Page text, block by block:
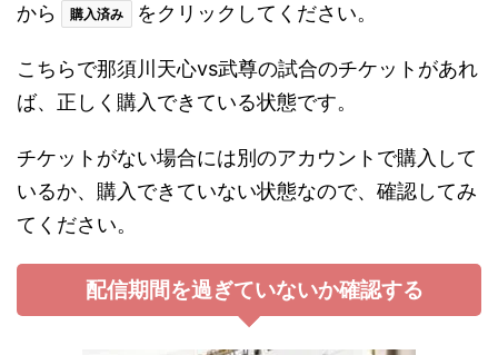
から
購入済み をクリックしてください。
こちらで那須川天心vs武尊の試合のチケットがあれ
ば、正しく購入できている状態です。
チケットがない場合には別のアカウントで購入して
いるか、購入できていない状態なので、確認してみ
てください。
配信期間を過ぎていないか確認する